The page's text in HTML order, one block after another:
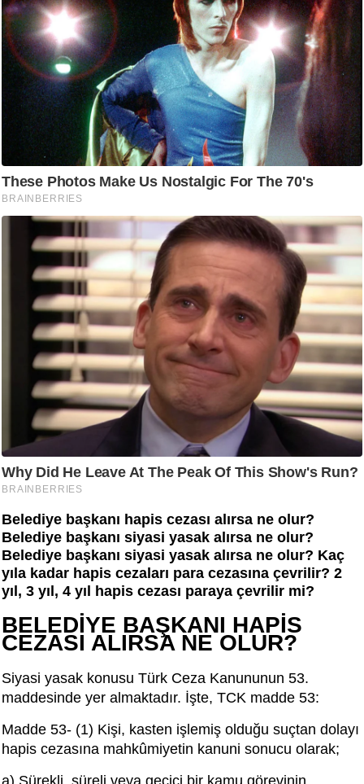
Belediye başkanı hapis cezası alırsa ne olur?
Belediye başkanı siyasi yasak alırsa ne olur?
Belediye başkanı siyasi yasak alırsa ne olur? Kaç
yıla kadar hapis cezaları para cezasına çevrilir? 2
yıl, 3 yıl, 4 yıl hapis cezası paraya çevrilir mi?
BELEDİYE BAŞKANI HAPİS
CEZASI ALIRSA NE OLUR?
Siyasi yasak konusu Türk Ceza Kanununun 53.
maddesinde yer almaktadır. İşte, TCK madde 53:
Madde 53- (1) Kişi, kasten işlemiş olduğu suçtan dolayı
hapis cezasına mahkûmiyetin kanuni sonucu olarak;